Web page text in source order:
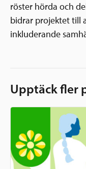
röster hörda och
bidrar projektet till
inkluderande
Upptäck fler